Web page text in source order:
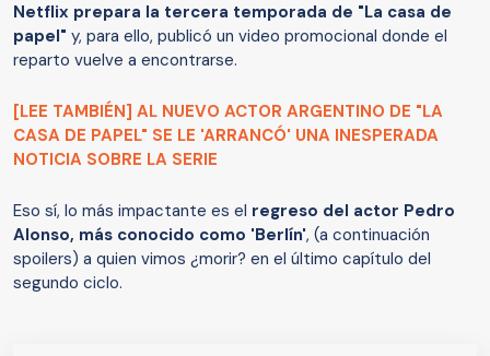
Netflix prepara la tercera temporada de "La casa de
papel" y, para ello, publicó un video promocional donde el
reparto vuelve a encontrarse.
[LEE TAMBIÉN] AL NUEVO ACTOR ARGENTINO DE "LA
CASA DE PAPEL" SE LE 'ARRANCÓ' UNA INESPERADA
NOTICIA SOBRE LA SERIE
Eso sí, lo más impactante es el regreso del actor Pedro
Alonso, más conocido como 'Berlín', (a continuación
spoilers) a quien vimos ¿morir? en el último capítulo del
segundo ciclo.